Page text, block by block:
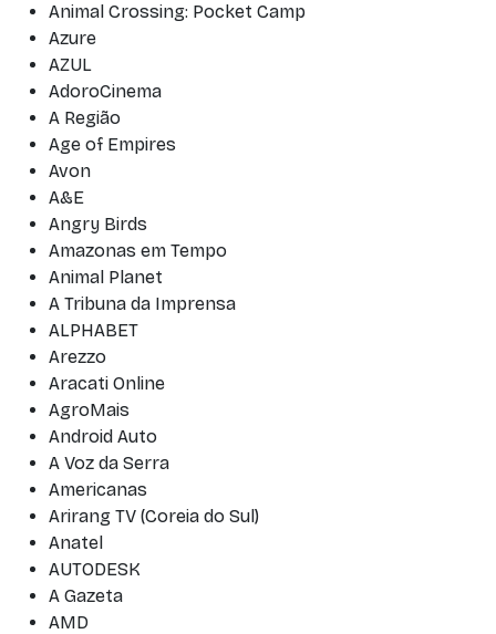
Animal Crossing: Pocket Camp
Azure
AZUL
AdoroCinema
A Região
Age of Empires
Avon
A&E
Angry Birds
Amazonas em Tempo
Animal Planet
A Tribuna da Imprensa
ALPHABET
Arezzo
Aracati Online
AgroMais
Android Auto
A Voz da Serra
Americanas
Arirang TV (Coreia do Sul)
Anatel
AUTODESK
A Gazeta
AMD